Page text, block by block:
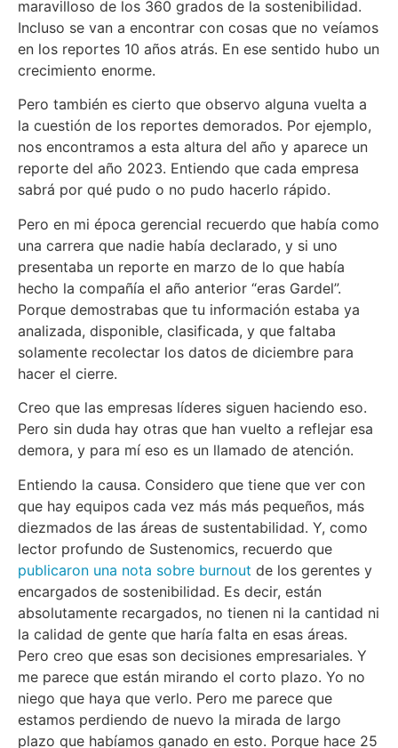
maravilloso de los 360 grados de la sostenibilidad.
Incluso se van a encontrar con cosas que no veíamos
en los reportes 10 años atrás. En ese sentido hubo un
crecimiento enorme.
Pero también es cierto que observo alguna vuelta a
la cuestión de los reportes demorados. Por ejemplo,
nos encontramos a esta altura del año y aparece un
reporte del año 2023. Entiendo que cada empresa
sabrá por qué pudo o no pudo hacerlo rápido.
Pero en mi época gerencial recuerdo que había como
una carrera que nadie había declarado, y si uno
presentaba un reporte en marzo de lo que había
hecho la compañía el año anterior “eras Gardel”.
Porque demostrabas que tu información estaba ya
analizada, disponible, clasificada, y que faltaba
solamente recolectar los datos de diciembre para
hacer el cierre.
Creo que las empresas líderes siguen haciendo eso.
Pero sin duda hay otras que han vuelto a reflejar esa
demora, y para mí eso es un llamado de atención.
Entiendo la causa. Considero que tiene que ver con
que hay equipos cada vez más más pequeños, más
diezmados de las áreas de sustentabilidad. Y, como
lector profundo de Sustenomics, recuerdo que
publicaron una nota sobre burnout de los gerentes y
encargados de sostenibilidad. Es decir, están
absolutamente recargados, no tienen ni la cantidad ni
la calidad de gente que haría falta en esas áreas.
Pero creo que esas son decisiones empresariales. Y
me parece que están mirando el corto plazo. Yo no
niego que haya que verlo. Pero me parece que
estamos perdiendo de nuevo la mirada de largo
plazo que habíamos ganado en esto. Porque hace 25